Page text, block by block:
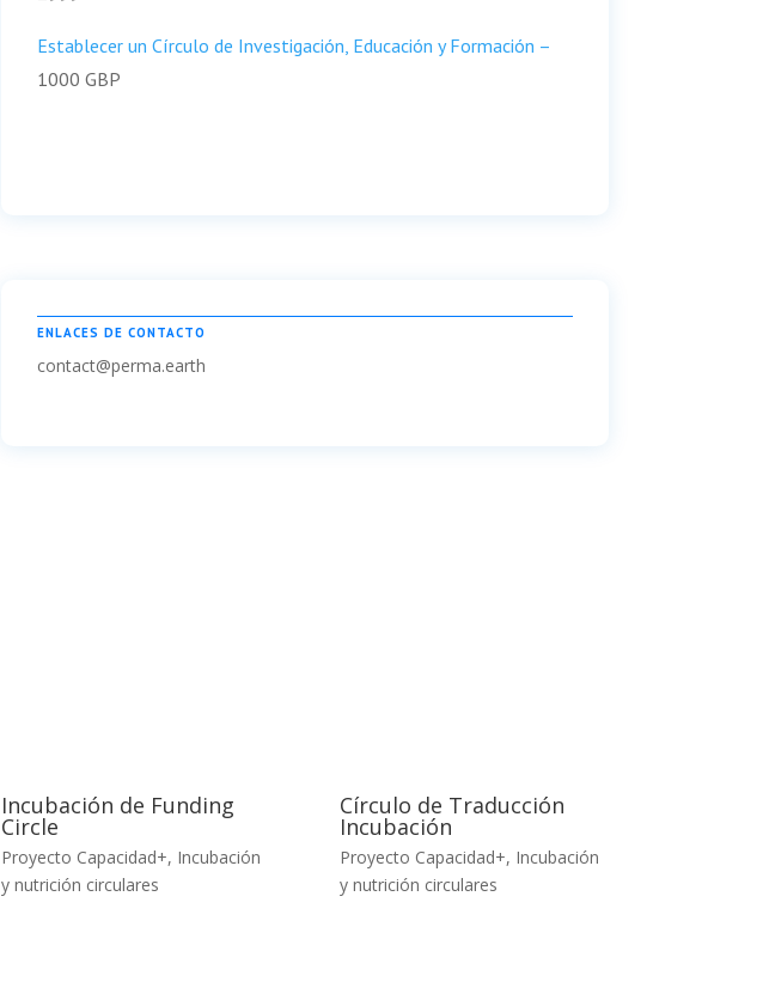
Establecer un Círculo de Investigación, Educación y Formación –
1000 GBP
ENLACES DE CONTACTO
contact@perma.earth
Incubación de Funding
Circle
Proyecto Capacidad+, Incubación
y nutrición circulares
Círculo de Traducción
Incubación
Proyecto Capacidad+, Incubación
y nutrición circulares